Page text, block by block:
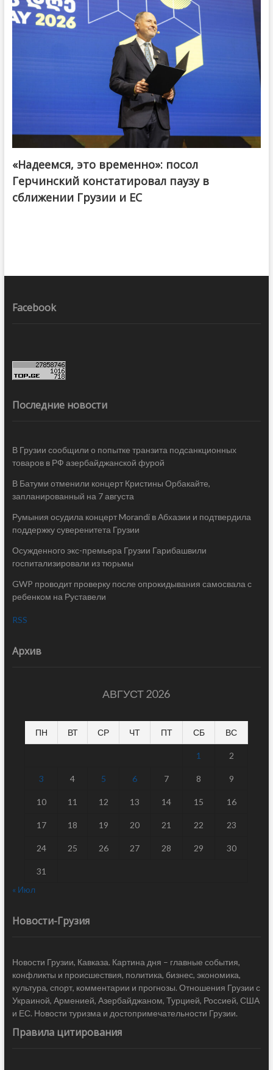
«Надеемся, это временно»: посол
Герчинский констатировал паузу в
сближении Грузии и ЕС
Facebook
Последние новости
В Грузии сообщили о попытке транзита подсанкционных
товаров в РФ азербайджанской фурой
В Батуми отменили концерт Кристины Орбакайте,
запланированный на 7 августа
Румыния осудила концерт Morandi в Абхазии и подтвердила
поддержку суверенитета Грузии
Осужденного экс-премьера Грузии Гарибашвили
госпитализировали из тюрьмы
GWP проводит проверку после опрокидывания самосвала с
ребенком на Руставели
RSS
Архив
АВГУСТ 2026
ПН ВТ СР ЧТ ПТ СБ ВС
1 2
3 4 5 6 7 8 9
10 11 12 13 14 15 16
17 18 19 20 21 22 23
24 25 26 27 28 29 30
31
« Июл
Новости-Грузия
Новости Грузии, Кавказа. Картина дня – главные события,
конфликты и происшествия, политика, бизнес, экономика,
культура, спорт, комментарии и прогнозы. Отношения Грузии с
Украиной, Арменией, Азербайджаном, Турцией, Россией, США
и ЕС. Новости туризма и достопримечательности Грузии.
Правила цитирования